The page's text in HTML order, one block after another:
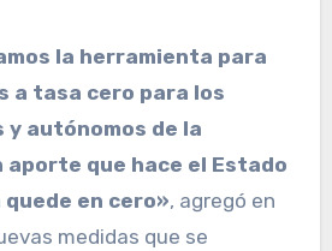
la herramienta para
a tasa cero para los
autónomos de la
aporte que hace el Estado
en cero», agregó en
medidas que se